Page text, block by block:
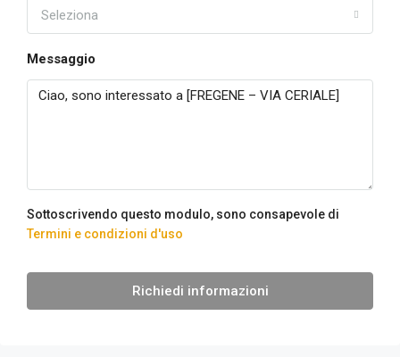
Seleziona
Messaggio
Sottoscrivendo questo modulo, sono consapevole di
Termini e condizioni d'uso
Richiedi informazioni